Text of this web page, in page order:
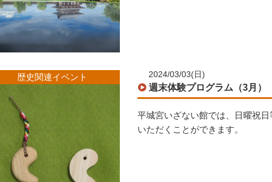
2024/03/03(日)
週末体験プログラム（3月）
平城宮いざない館では、日曜祝
いただくことができます。
歴史関連イベント